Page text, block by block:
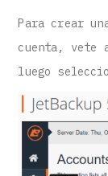
Para crear
cuenta, vete
luego